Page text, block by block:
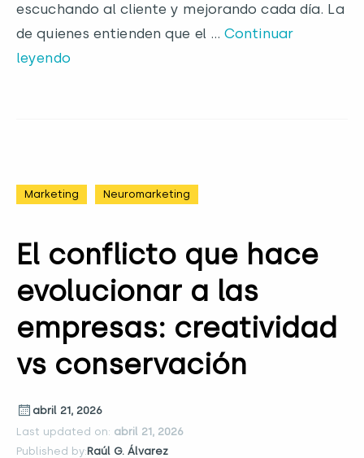
escuchando al cliente y mejorando cada día. La
de quienes entienden que el …Continuar
leyendo
Marketing Neuromarketing
El conflicto que hace
evolucionar a las
empresas: creatividad
vs conservación
abril 21, 2026
Last updated on: abril 21, 2026
Published by:Raúl G. Álvarez